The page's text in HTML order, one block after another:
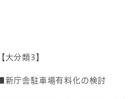
【大分類3】
■新庁舎駐車場有料化の検討